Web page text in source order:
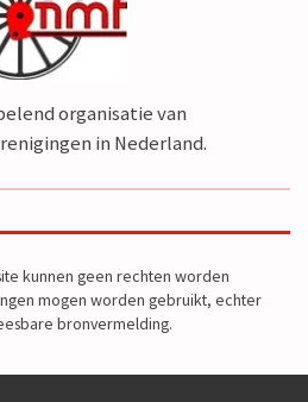
organisatie van
in Nederland.
kunnen geen rechten worden
mogen worden gebruikt, echter
bronvermelding.